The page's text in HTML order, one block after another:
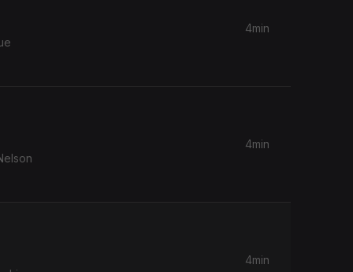
4min
4min
4min